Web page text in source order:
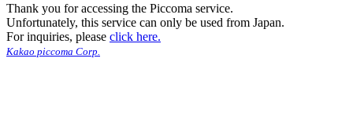
Thank you for accessing the Piccoma service.
Unfortunately, this service can only be used from Japan.
For inquiries, please click here.
Kakao piccoma Corp.